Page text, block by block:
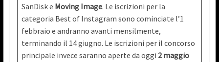
SanDisk e Moving Image. Le iscrizioni per la
categoria Best of Instagram sono cominciate l’1
febbraio e andranno avanti mensilmente,
terminando il 14 giugno. Le iscrizioni per il concorso
principale invece saranno aperte da oggi 2 maggio